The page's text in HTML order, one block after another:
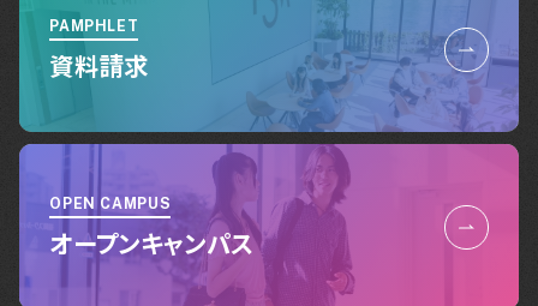
PAMPHLET
資料請求
OPEN CAMPUS
オープンキャンパス